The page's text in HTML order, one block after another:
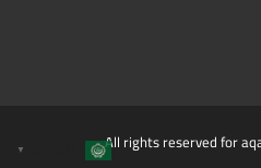
All rights reserved for
▼